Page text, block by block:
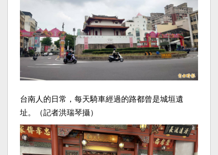
台南人的日常，每天騎車經過的路都曾是城垣遺
址。（記者洪瑞琴攝）